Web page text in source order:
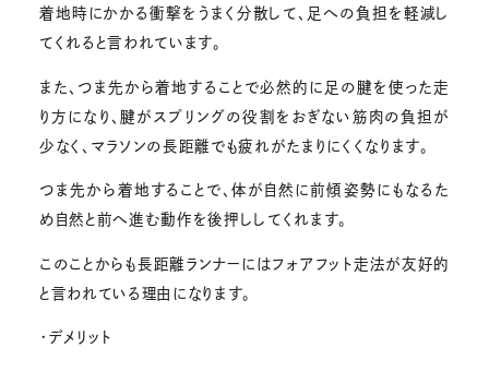
着地時にかかる衝撃をうまく分散して、足への負担を軽減し
てくれると言われています。
また、つま先から着地することで必然的に足の腱を使った走
り方になり、腱がスプリングの役割をおぎない筋肉の負担が
少なく、マラソンの長距離でも疲れがたまりにくくなります。
つま先から着地することで、体が自然に前傾姿勢にもなるた
め自然と前へ進む動作を後押ししてくれます。
このことからも長距離ランナーにはフォアフット走法が友好的
と言われている理由になります。
・デメリット